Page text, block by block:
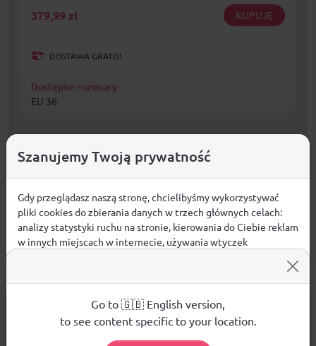
379,99 zł KUPUJĘ
DOSTAWA GRATIS!
Dostępne rozmiary:
EU 36
DARMOWA WYSYŁKAod 299 PLN
NA ZWROT TOWARU
Szanujemy Twoją prywatność
Gdy przeglądasz naszą stronę, chcielibyśmy wykorzystywać
pliki cookies do zbierania danych w trzech głównych celach:
analizy statystyki ruchu na stronie, kierowania do Ciebie reklam
w innych miejscach w internecie, używania wtyczek
używanych plików cookies.
Aby dowiedzieć się więcej o plikach cookie i tym, jak
wykorzystujemy Twoje dane, odwiedź naszą Polityką
Go to 🇬🇧 English version,
to see content specific to your location.